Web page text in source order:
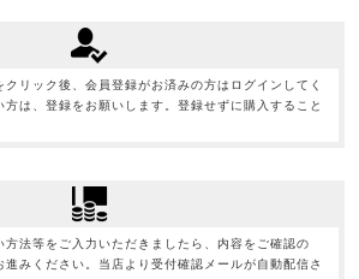
クリック後、会員登録がお済みの方はログインしてく
は、登録をお願いします。登録せずに購入すること
方法等をご入力いただきましたら、内容をご確認の
みください。当店より受付確認メールが自動配信さ